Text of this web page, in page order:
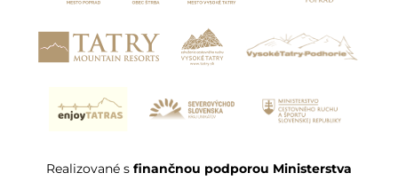
Realizované s finančnou podporou Ministerstva